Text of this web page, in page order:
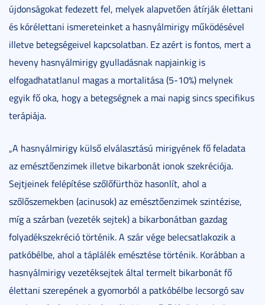
újdonságokat fedezett fel, melyek alapvetően átírják élettani
és kórélettani ismereteinket a hasnyálmirigy működésével
illetve betegségeivel kapcsolatban. Ez azért is fontos, mert a
heveny hasnyálmirigy gyulladásnak napjainkig is
elfogadhatatlanul magas a mortalitása (5-10%) melynek
egyik fő oka, hogy a betegségnek a mai napig sincs specifikus
terápiája.
„A hasnyálmirigy külső elválasztású mirigyének fő feladata
az emésztőenzimek illetve bikarbonát ionok szekréciója.
Sejtjeinek felépítése szőlőfürthöz hasonlít, ahol a
szőlőszemekben (acinusok) az emésztőenzimek szintézise,
míg a szárban (vezeték sejtek) a bikarbonátban gazdag
folyadékszekréció történik. A szár vége belecsatlakozik a
patkóbélbe, ahol a táplálék emésztése történik. Korábban a
hasnyálmirigy vezetéksejtek által termelt bikarbonát fő
élettani szerepének a gyomorból a patkóbélbe lecsorgó sav